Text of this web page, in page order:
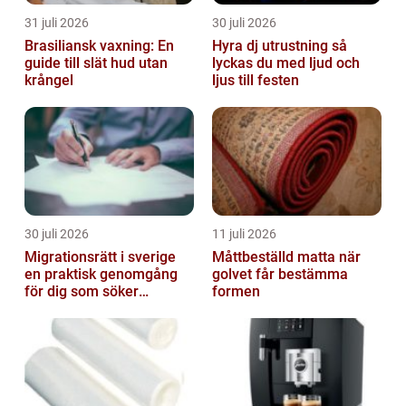
31 juli 2026
Brasiliansk vaxning: En
guide till slät hud utan
krångel
30 juli 2026
Hyra dj utrustning så
lyckas du med ljud och
ljus till festen
30 juli 2026
Migrationsrätt i sverige
en praktisk genomgång
för dig som söker
11 juli 2026
Måttbeställd matta när
golvet får bestämma
formen